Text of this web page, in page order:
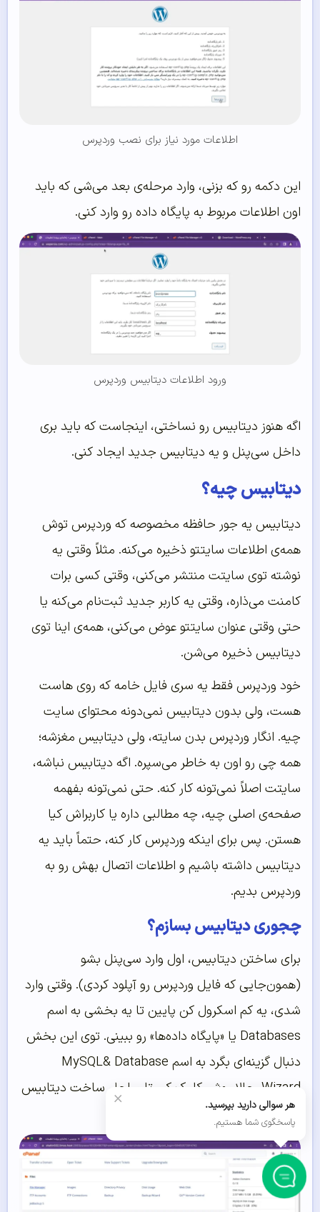
اطلاعات مورد نیاز برای نصب وردپرس
این دکمه رو که بزنی، وارد مرحله‌ی بعد می‌شی که باید
اون اطلاعات مربوط به پایگاه داده رو وارد کنی.
ورود اطلاعات دیتابیس وردپرس
اگه هنوز دیتابیس رو نساختی، اینجاست که باید بری
داخل سی‌پنل و یه دیتابیس جدید ایجاد کنی.
دیتابیس چیه؟
دیتابیس یه جور حافظه مخصوصه که وردپرس توش
همه‌ی اطلاعات سایتتو ذخیره می‌کنه. مثلاً وقتی یه
نوشته توی سایتت منتشر می‌کنی، وقتی کسی برات
کامنت می‌ذاره، وقتی یه کاربر جدید ثبت‌نام می‌کنه یا
حتی وقتی عنوان سایتتو عوض می‌کنی، همه‌ی اینا توی
دیتابیس ذخیره می‌شن.
خود وردپرس فقط یه سری فایل خامه که روی هاست
هست، ولی بدون دیتابیس نمی‌دونه محتوای سایت
چیه. انگار وردپرس بدن سایته، ولی دیتابیس مغزشه؛
همه چی رو اون به خاطر می‌سپره. اگه دیتابیس نباشه،
سایتت اصلاً نمی‌تونه کار کنه. حتی نمی‌تونه بفهمه
صفحه‌ی اصلی چیه، چه مطالبی داره یا کاربراش کیا
هستن. پس برای اینکه وردپرس کار کنه، حتماً باید یه
دیتابیس داشته باشیم و اطلاعات اتصال بهش رو به
وردپرس بدیم.
چجوری دیتابیس بسازم؟
برای ساختن دیتابیس، اول وارد سی‌پنل بشو
(همون‌جایی که فایل وردپرس رو آپلود کردی). وقتی وارد
شدی، یه کم اسکرول کن پایین تا یه بخشی به اسم
Databases یا «پایگاه داده‌ها» رو ببینی. توی این بخش
دنبال گزینه‌ای بگرد به اسم MySQL& Database
Wizard. حالا روش کلیک کن تا مراحل ساخت دیتابیس
شروع بشه.
× هر سوالی دارید بپرسید.
پاسخگوی شما هستیم.